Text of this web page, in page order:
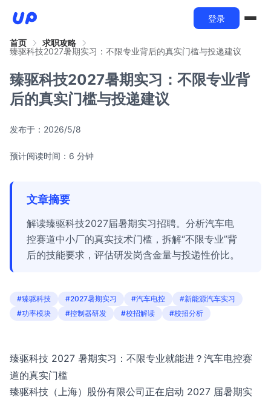
登录
首页
求职攻略
臻驱科技2027暑期实习：不限专业背后的真实门槛与投递建议
臻驱科技2027暑期实习：不限专业背
后的真实门槛与投递建议
发布于： 2026/5/8
预计阅读时间：6 分钟
文章摘要
解读臻驱科技2027届暑期实习招聘。分析汽车电
控赛道中小厂的真实技术门槛，拆解“不限专业”背
后的技能要求，评估研发岗含金量与投递性价比。
#臻驱科技 #2027暑期实习 #汽车电控
#新能源汽车实习
#功率模块
#控制器研发 #校招解读 #校招分析
臻驱科技 2027 暑期实习：不限专业就能进？汽车电控赛
道的真实门槛
臻驱科技（上海）股份有限公司正在启动 2027 届暑期实